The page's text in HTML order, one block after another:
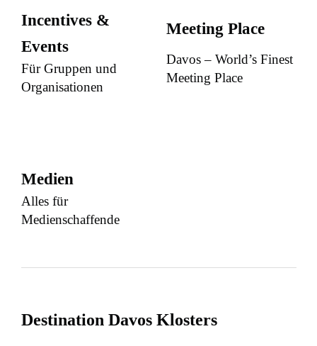
Incentives &
Events
Für Gruppen und
Organisationen
Meeting Place
Davos – World’s Finest
Meeting Place
Medien
Alles für
Medienschaffende
Destination Davos Klosters